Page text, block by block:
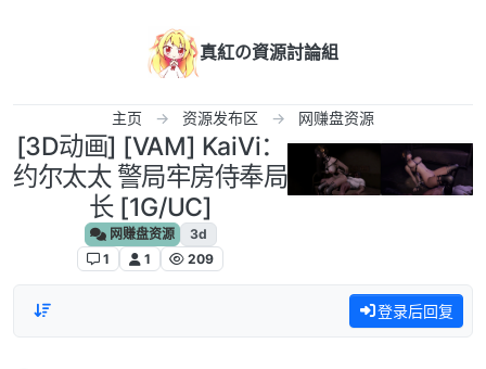
真紅の資源討論組
主页 资源发布区 网赚盘资源
[3D动画] [VAM] KaiVi：
约尔太太 警局牢房侍奉局
长 [1G/UC]
网赚盘资源
3d
1
1 209
登录后回复